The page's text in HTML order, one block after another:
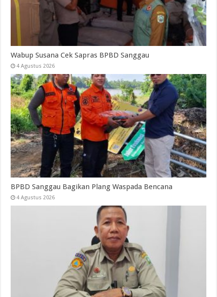
Wabup Susana Cek Sapras BPBD Sanggau
4 Agustus 2026
BPBD Sanggau Bagikan Plang Waspada Bencana
4 Agustus 2026